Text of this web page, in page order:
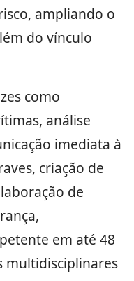
ampliando o
do vínculo
como
análise
imediata à
criação de
de
em até 48
multidisciplinares